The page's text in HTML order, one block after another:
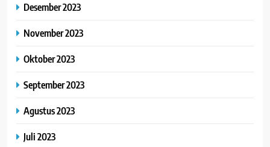
Desember 2023
November 2023
Oktober 2023
September 2023
Agustus 2023
Juli 2023